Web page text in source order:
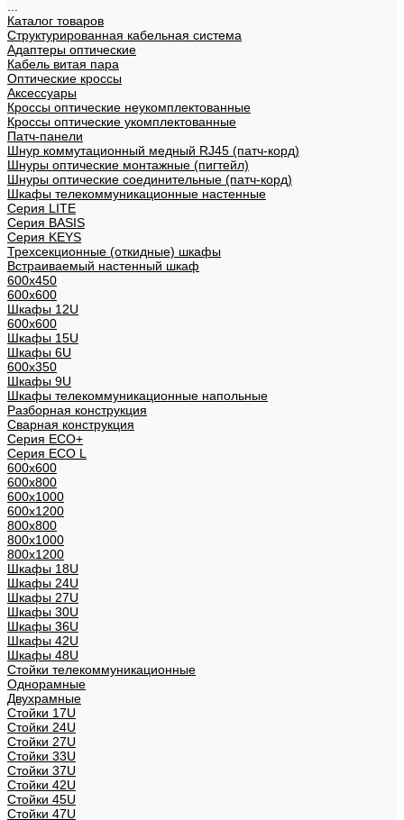
Каталог товаров
Структурированная кабельная система
Адаптеры оптические
Кабель витая пара
Оптические кроссы
Аксессуары
Кроссы оптические неукомплектованные
Кроссы оптические укомплектованные
Патч-панели
Шнур коммутационный медный RJ45 (патч-корд)
Шнуры оптические монтажные (пигтейл)
Шнуры оптические соединительные (патч-корд)
Шкафы телекоммуникационные настенные
Cерия LITE
Cерия BASIS
Cерия KEYS
Трехсекционные (откидные) шкафы
Встраиваемый настенный шкаф
600x450
600x600
Шкафы 12U
600x600
Шкафы 15U
Шкафы 6U
600x350
Шкафы 9U
Шкафы телекоммуникационные напольные
Разборная конструкция
Сварная конструкция
Серия ECO+
Серия ECO L
600x600
600x800
600х1000
600х1200
800x800
800х1000
800х1200
Шкафы 18U
Шкафы 24U
Шкафы 27U
Шкафы 30U
Шкафы 36U
Шкафы 42U
Шкафы 48U
Стойки телекоммуникационные
Однорамные
Двухрамные
Стойки 17U
Стойки 24U
Стойки 27U
Стойки 33U
Стойки 37U
Стойки 42U
Стойки 45U
Стойки 47U